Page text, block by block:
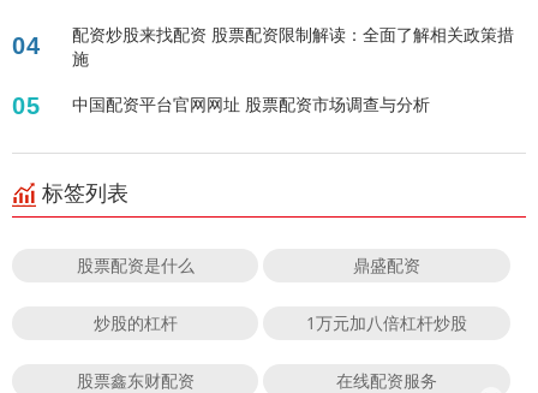
04
配资炒股来找配资 股票配资限制解读：全面了解相关政策措
施
05 中国配资平台官网网址 股票配资市场调查与分析
标签列表
股票配资是什么 鼎盛配资
炒股的杠杆 1万元加八倍杠杆炒股
股票鑫东财配资 在线配资服务